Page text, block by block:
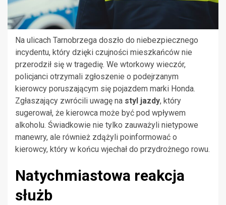
Na ulicach Tarnobrzega doszło do niebezpiecznego
incydentu, który dzięki czujności mieszkańców nie
przerodził się w tragedię. We wtorkowy wieczór,
policjanci otrzymali zgłoszenie o podejrzanym
kierowcy poruszającym się pojazdem marki Honda.
Zgłaszający zwrócili uwagę na styl jazdy, który
sugerował, że kierowca może być pod wpływem
alkoholu. Świadkowie nie tylko zauważyli nietypowe
manewry, ale również zdążyli poinformować o
kierowcy, który w końcu wjechał do przydrożnego rowu.
Natychmiastowa reakcja
służb